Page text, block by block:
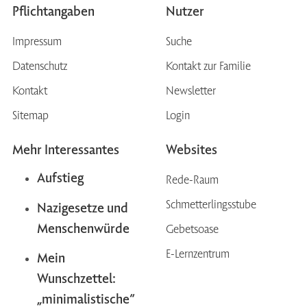
Pflichtangaben
Impressum
Datenschutz
Kontakt
Sitemap
Nutzer
Suche
Kontakt zur Familie
Newsletter
Login
Mehr Interessantes
Aufstieg
Nazigesetze und
Menschenwürde
Mein
Wunschzettel:
„minimalistische“
Websites
Rede-Raum
Schmetterlingsstube
Gebetsoase
E-Lernzentrum